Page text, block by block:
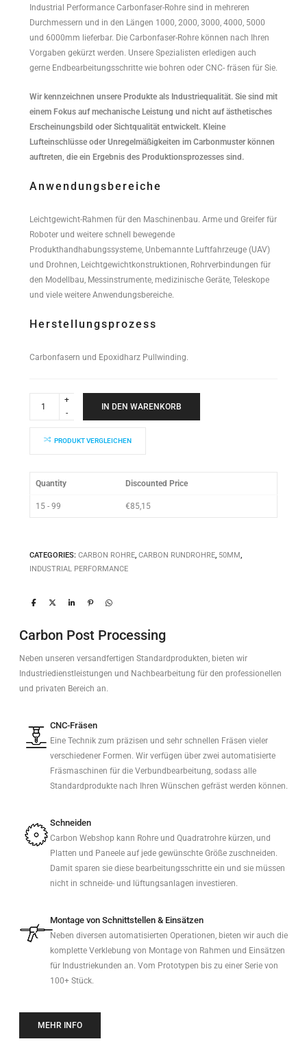
Industrial Performance Carbonfaser-Rohre sind in mehreren
Durchmessern und in den Längen 1000, 2000, 3000, 4000, 5000
und 6000mm lieferbar. Die Carbonfaser-Rohre können nach Ihren
Vorgaben gekürzt werden. Unsere Spezialisten erledigen auch
gerne Endbearbeitungsschritte wie bohren oder CNC- fräsen für Sie.
Wir kennzeichnen unsere Produkte als Industriequalität. Sie sind mit
einem Fokus auf mechanische Leistung und nicht auf ästhetisches
Erscheinungsbild oder Sichtqualität entwickelt. Kleine
Lufteinschlüsse oder Unregelmäßigkeiten im Carbonmuster können
auftreten, die ein Ergebnis des Produktionsprozesses sind.
Anwendungsbereiche
Leichtgewicht-Rahmen für den Maschinenbau. Arme und Greifer für
Roboter und weitere schnell bewegende
Produkthandhabungssysteme, Unbemannte Luftfahrzeuge (UAV)
und Drohnen, Leichtgewichtkonstruktionen, Rohrverbindungen für
den Modellbau, Messinstrumente, medizinische Geräte, Teleskope
und viele weitere Anwendungsbereiche.
Herstellungsprozess
Carbonfasern und Epoxidharz Pullwinding.
Performance
quantity
IN DEN WARENKORB
PRODUKT VERGLEICHEN
Quantity Discounted Price
15 - 99 €85,15
CATEGORIES: CARBON ROHRE, CARBON RUNDROHRE, 50MM,
INDUSTRIAL PERFORMANCE
Carbon Post Processing
Neben unseren versandfertigen Standardprodukten, bieten wir
Industriedienstleistungen und Nachbearbeitung für den professionellen
und privaten Bereich an.
CNC-Fräsen
Eine Technik zum präzisen und sehr schnellen Fräsen vieler
verschiedener Formen. Wir verfügen über zwei automatisierte
Fräsmaschinen für die Verbundbearbeitung, sodass alle
Standardprodukte nach Ihren Wünschen gefräst werden können.
Schneiden
Carbon Webshop kann Rohre und Quadratrohre kürzen, und
Platten und Paneele auf jede gewünschte Größe zuschneiden.
Damit sparen sie diese bearbeitungsschritte ein und sie müssen
nicht in schneide- und lüftungsanlagen investieren.
Montage von Schnittstellen & Einsätzen
Neben diversen automatisierten Operationen, bieten wir auch die
komplette Verklebung von Montage von Rahmen und Einsätzen
für Industriekunden an. Vom Prototypen bis zu einer Serie von
100+ Stück.
MEHR INFO